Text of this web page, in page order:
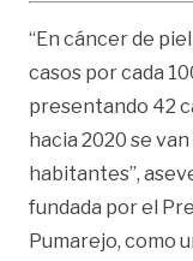
“En cáncer de
casos por cada
presentando 42
hacia 2020 se
habitantes”,
fundada por el
Pumarejo, como